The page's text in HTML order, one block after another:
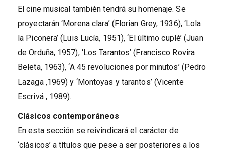
El cine musical también tendrá su homenaje. Se
proyectarán ‘Morena clara’ (Florian Grey, 1936), ‘Lola
la Piconera’ (Luis Lucía, 1951), ‘El último cuplé’ (Juan
de Orduña, 1957), ‘Los Tarantos’ (Francisco Rovira
Beleta, 1963), ‘A 45 revoluciones por minutos’ (Pedro
Lazaga ,1969) y ‘Montoyas y tarantos’ (Vicente
Escrivá , 1989).
Clásicos contemporáneos
En esta sección se reivindicará el carácter de
‘clásicos’ a títulos que pese a ser posteriores a los